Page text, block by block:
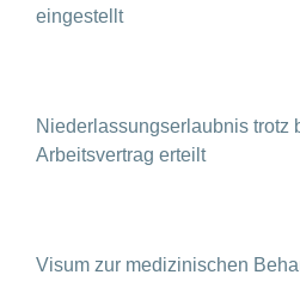
eingestellt
Niederlassungserlaubnis trotz
Arbeitsvertrag erteilt
Visum zur medizinischen